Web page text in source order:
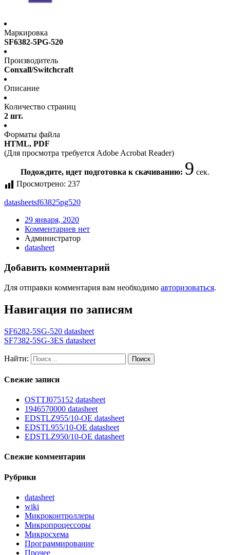
Маркировка
SF6382-5PG-520
Производитель
Conxall/Switchcraft
Описание
Количество страниц
2 шт.
Форматы файла
HTML, PDF
(Для просмотра требуется Adobe Acrobat Reader)
Подождите, идет подготовка к скачиванию: 9 сек.
Просмотрено: 237
datasheetsf63825pg520
29 января, 2020
Комментариев нет
Администратор
datasheet
Добавить комментарий
Для отправки комментария вам необходимо авторизоваться.
Навигация по записям
SF6282-5SG-520 datasheet
SF7382-5SG-3ES datasheet
Найти:
Свежие записи
OSTTJ075152 datasheet
1946570000 datasheet
EDSTLZ955/10-OE datasheet
EDSTL955/10-OE datasheet
EDSTLZ950/10-OE datasheet
Свежие комментарии
Рубрики
datasheet
wiki
Микроконтроллеры
Микропроцессоры
Микросхема
Программирование
Прочее